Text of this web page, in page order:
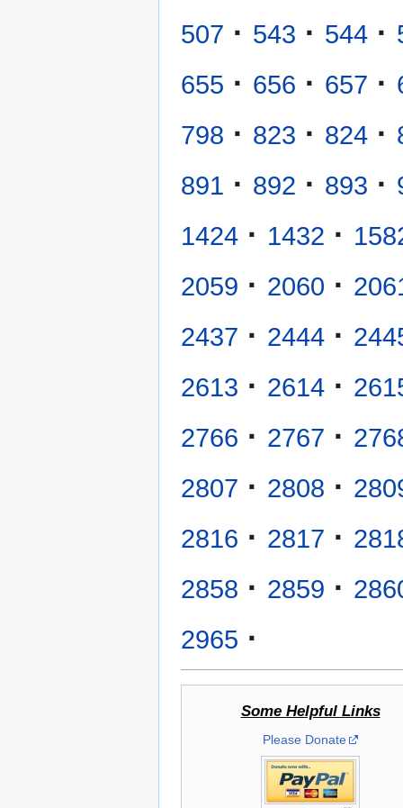
507 · 543 · 544 ·
655 · 656 · 657 ·
798 · 823 · 824 ·
891 · 892 · 893 ·
1424 · 1432 ·
2059 · 2060 ·
2437 · 2444 ·
2613 · 2614 ·
2766 · 2767 ·
2807 · 2808 ·
2816 · 2817 ·
2858 · 2859 ·
2965 ·
Some Helpful Links
Please Donate